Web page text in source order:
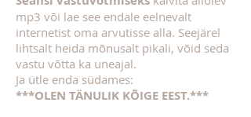
mp3 või lae see endale eelnevalt
internetist oma arvutisse alla. Seejärel
lihtsalt heida mõnusalt pikali, võid seda
vastu võtta ka uneajal.
Ja ütle enda südames:
***OLEN TÄNULIK KÕIGE EEST.***